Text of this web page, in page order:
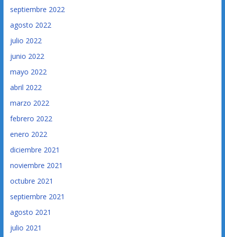
septiembre 2022
agosto 2022
julio 2022
junio 2022
mayo 2022
abril 2022
marzo 2022
febrero 2022
enero 2022
diciembre 2021
noviembre 2021
octubre 2021
septiembre 2021
agosto 2021
julio 2021